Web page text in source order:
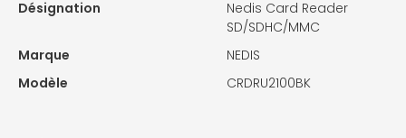
Désignation
Nedis Card Reader
SD/SDHC/MMC
Marque
NEDIS
Modèle
CRDRU2100BK